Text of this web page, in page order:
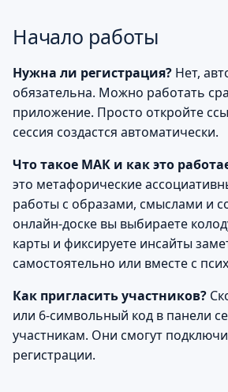
и
з
ц
и
я
п
о
с
к
а
Данные и история
Интерфейс и доступ
Стоимость и назначение
Помощь и обратная связь
Подсказки и ошибки
Скриншоты
Начало работы
Нужна ли регистрация? Нет,
обязательна. Можно работать
приложение. Просто откройте
сессия создастся автоматически.
Что такое МАК и как это
это метафорические
работы с образами, смыслами и
онлайн-доске вы выбираете
карты и фиксируете инсайты
самостоятельно или вместе с
Как пригласить участников?
или 6-символьный код в панели
участникам. Они смогут
регистрации.